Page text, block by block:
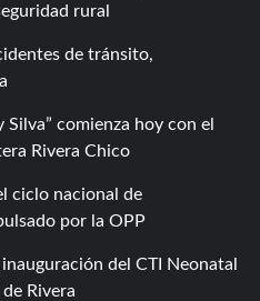
rural
de tránsito,
Silva” comienza hoy con el
Rivera Chico
ciclo nacional de
por la OPP
del CTI Neonatal
Rivera